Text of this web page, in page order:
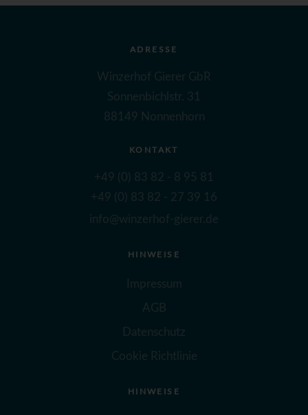
ADRESSE
Winzerhof Gierer GbR
Sonnenbichlstr. 31
88149 Nonnenhorn
KONTAKT
+49 (0) 83 82 - 8 95 81
+49 (0) 83 82 - 27 39 16
info@winzerhof-gierer.de
HINWEISE
Impressum
AGB
Datenschutz
Cookie Richtlinie
HINWEISE